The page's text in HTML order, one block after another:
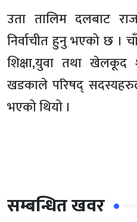
उता तालिम दलबाट
निर्वाचीत हुनु भएको छ ।
शिक्षा,युवा तथा खेलकूद
खडकाले परिषद्
भएको थियो ।
सम्बन्धित खवर